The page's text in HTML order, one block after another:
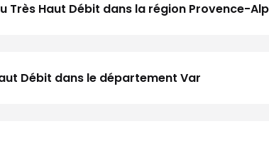
Haut Débit dans la région Provence-
Débit dans le département Var